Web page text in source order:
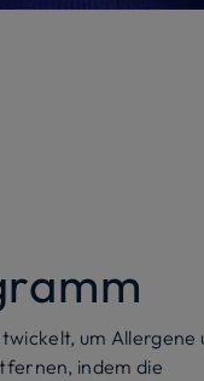
um Allergene
indem die